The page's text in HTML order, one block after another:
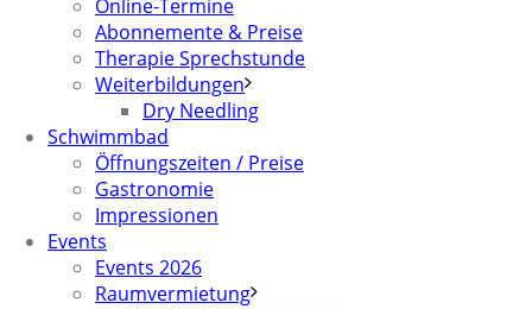
Online-Termine
Abonnemente & Preise
Therapie Sprechstunde
Weiterbildungen
Dry Needling
Schwimmbad
Öffnungszeiten / Preise
Gastronomie
Impressionen
Events
Events 2026
Raumvermietung